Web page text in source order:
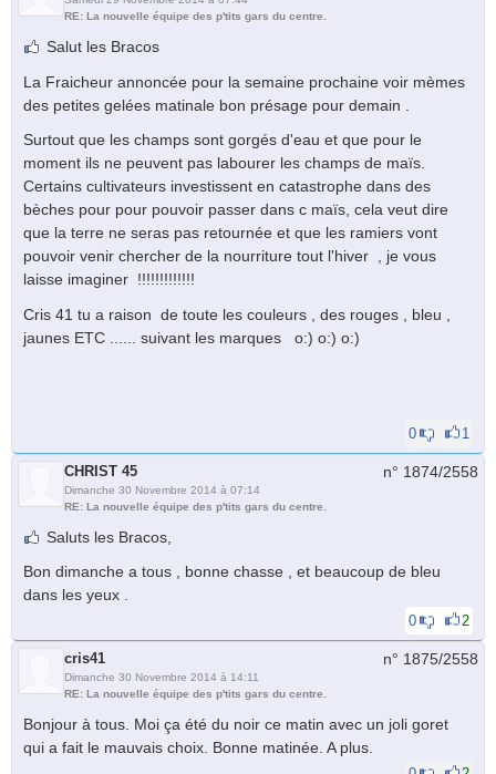
RE: La nouvelle équipe des p'tits gars du centre.
Salut les Bracos
La Fraicheur annoncée pour la semaine prochaine voir mèmes
des petites gelées matinale bon présage pour demain .
Surtout que les champs sont gorgés d'eau et que pour le
moment ils ne peuvent pas labourer les champs de maïs.
Certains cultivateurs investissent en catastrophe dans des
bèches pour pour pouvoir passer dans c maïs, cela veut dire
que la terre ne seras pas retournée et que les ramiers vont
pouvoir venir chercher de la nourriture tout l'hiver , je vous
laisse imaginer !!!!!!!!!!!!!
Cris 41 tu a raison de toute les couleurs , des rouges , bleu ,
jaunes ETC ...... suivant les marques o:) o:) o:)
0 1
CHRIST 45
Dimanche 30 Novembre 2014 à 07:14
RE: La nouvelle équipe des p'tits gars du centre.
n° 1874/2558
Saluts les Bracos,
Bon dimanche a tous , bonne chasse , et beaucoup de bleu
dans les yeux .
0 2
cris41
Dimanche 30 Novembre 2014 à 14:11
RE: La nouvelle équipe des p'tits gars du centre.
n° 1875/2558
Bonjour à tous. Moi ça été du noir ce matin avec un joli goret
qui a fait le mauvais choix. Bonne matinée. A plus.